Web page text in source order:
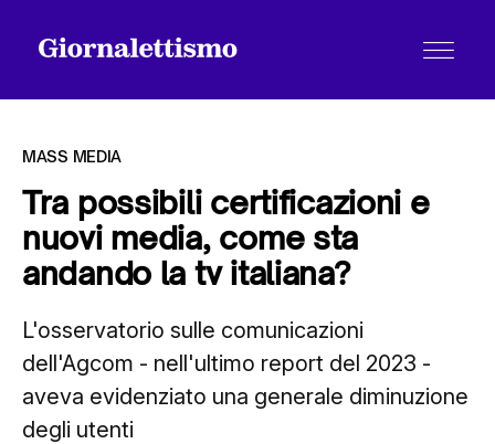
Tutti gli articoli
Chi siamo
Contatti
MASS MEDIA
Tra possibili certificazioni e
nuovi media, come sta
andando la tv italiana?
L'osservatorio sulle comunicazioni
dell'Agcom - nell'ultimo report del 2023 -
aveva evidenziato una generale diminuzione
degli utenti